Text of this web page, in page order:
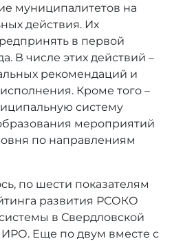
муниципалитетов на
действия. Их
в первой
В числе этих действий –
рекомендаций и
Кроме того –
систему
мероприятий
по направлениям
, по шести показателям
развития РСОКО
в Свердловской
ИРО. Еще по двум вместе с